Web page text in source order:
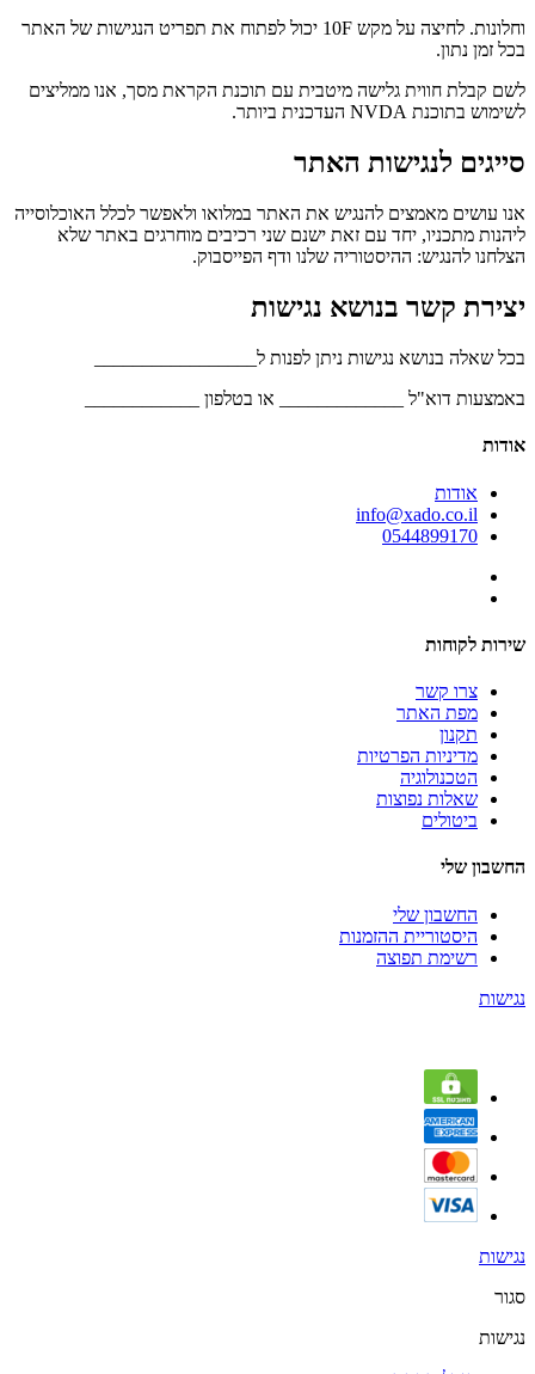
וחלונות. לחיצה על מקש 10F יכול לפתוח את תפריט הנגישות של האתר
בכל זמן נתון.
לשם קבלת חווית גלישה מיטבית עם תוכנת הקראת מסך, אנו ממליצים
לשימוש בתוכנת NVDA העדכנית ביותר.
סייגים לנגישות האתר
אנו עושים מאמצים להנגיש את האתר במלואו ולאפשר לכלל האוכלוסייה
ליהנות מתכניו, יחד עם זאת ישנם שני רכיבים מוחרגים באתר שלא
הצלחנו להנגיש: ההיסטוריה שלנו ודף הפייסבוק.
יצירת קשר בנושא נגישות
בכל שאלה בנושא נגישות ניתן לפנות ל_________________
באמצעות דוא"ל _____________ או בטלפון ____________
אודות
אודות
info@xado.co.il
0544899170
שירות לקוחות
צרו קשר
מפת האתר
תקנון
מדיניות הפרטיות
הטכנולוגיה
שאלות נפוצות
ביטולים
החשבון שלי
החשבון שלי
היסטוריית ההזמנות
רשימת תפוצה
נגישות
נגישות
סגור
נגישות